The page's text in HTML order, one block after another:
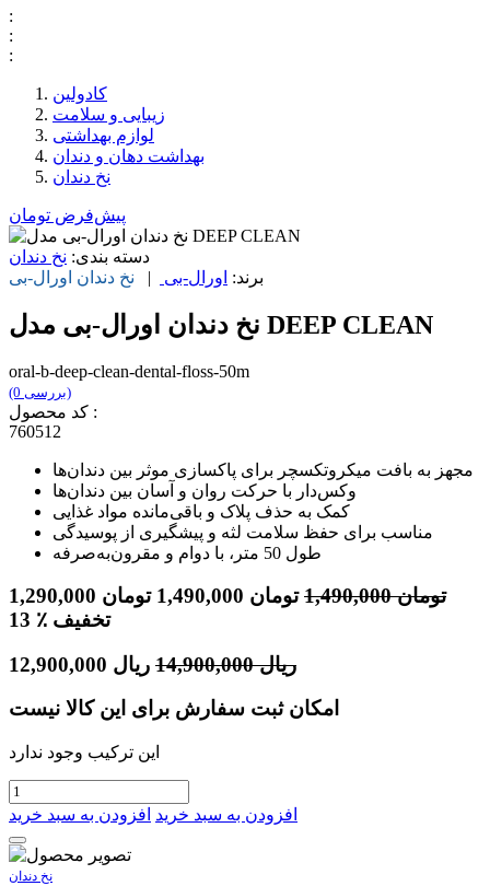
:
:
:
کادولین
زیبایی و سلامت
لوازم بهداشتی
بهداشت دهان و دندان
نخ دندان
پیش‌فرض تومان
دسته بندی: نخ دندان
برند: اورال-بی | نخ دندان اورال-بی
نخ دندان اورال-بی مدل DEEP CLEAN
oral-b-deep-clean-dental-floss-50m
(0 بررسی)
کد محصول :
760512
مجهز به بافت میکروتکسچر برای پاکسازی موثر بین دندان‌ها
وکس‌دار با حرکت روان و آسان بین دندان‌ها
کمک به حذف پلاک و باقی‌مانده مواد غذایی
مناسب برای حفظ سلامت لثه و پیشگیری از پوسیدگی
طول 50 متر، با دوام و مقرون‌به‌صرفه
1,290,000 تومان 1,490,000 تومان 1,490,000 تومان
13
٪ تخفیف
12,900,000 ریال 14,900,000 ریال
امکان ثبت سفارش برای این کالا نیست
این ترکیب وجود ندارد
افزودن به سبد خرید افزودن به سبد خرید
نخ دندان